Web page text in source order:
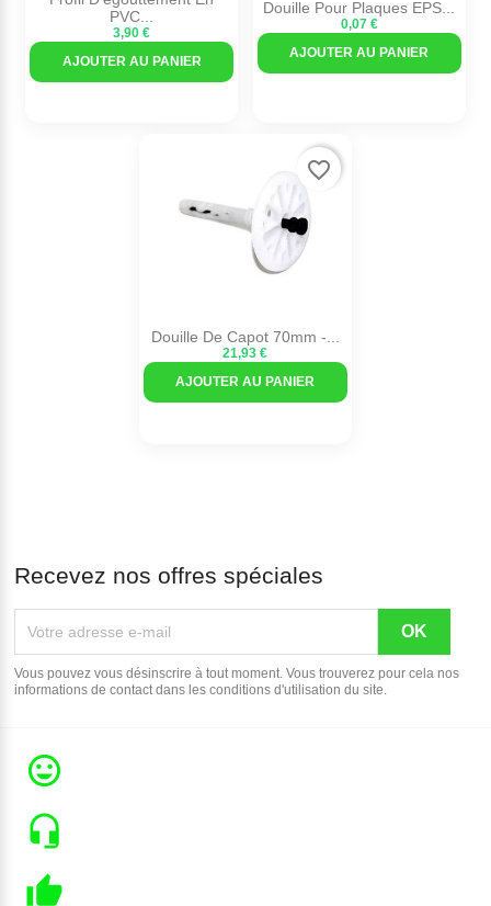
PVC...
3,90 €
AJOUTER AU PANIER
Douille Pour Plaques EPS...
0,07 €
AJOUTER AU PANIER
Douille De Capot 70mm -...
21,93 €
AJOUTER AU PANIER
favorite_border
Recevez nos offres spéciales
Vous pouvez vous désinscrire à tout moment. Vous trouverez pour cela nos
informations de contact dans les conditions d'utilisation du site.